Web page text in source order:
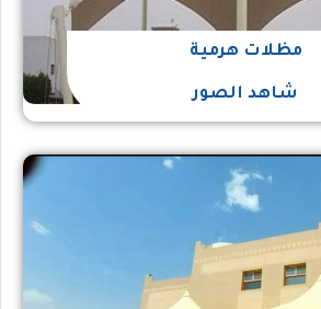
مظلات هرمية
شاهد الصور